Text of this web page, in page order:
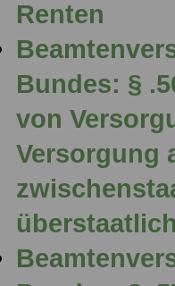
Renten
Bundes: §
von
Versorgung